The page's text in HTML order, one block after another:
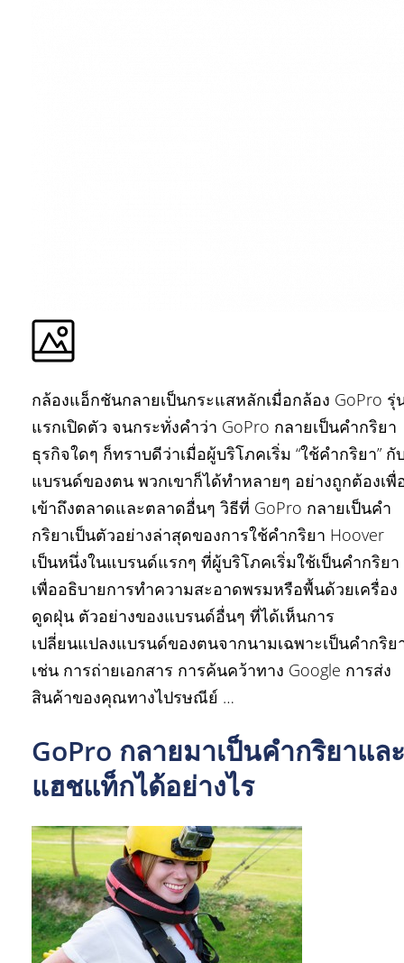
กล้องแอ็กชันกลายเป็นกระแสหลักเมื่อกล้อง GoPro รุ่
แรกเปิดตัว จนกระทั่งคำว่า GoPro กลายเป็นคำกริยา
ธุรกิจใดๆ ก็ทราบดีว่าเมื่อผู้บริโภคเริ่ม “ใช้คำกริยา” กั
แบรนด์ของตน พวกเขาก็ได้ทำหลายๆ อย่างถูกต้องเพื่
เข้าถึงตลาดและตลาดอื่นๆ วิธีที่ GoPro กลายเป็นคำ
กริยาเป็นตัวอย่างล่าสุดของการใช้คำกริยา Hoover
เป็นหนึ่งในแบรนด์แรกๆ ที่ผู้บริโภคเริ่มใช้เป็นคำกริยา
เพื่ออธิบายการทำความสะอาดพรมหรือพื้นด้วยเครื่อง
ดูดฝุ่น ตัวอย่างของแบรนด์อื่นๆ ที่ได้เห็นการ
เปลี่ยนแปลงแบรนด์ของตนจากนามเฉพาะเป็นคำกริย
เช่น การถ่ายเอกสาร การค้นคว้าทาง Google การส่ง
สินค้าของคุณทางไปรษณีย์ …
GoPro กลายมาเป็นคำกริยาและ
แฮชแท็กได้อย่างไร